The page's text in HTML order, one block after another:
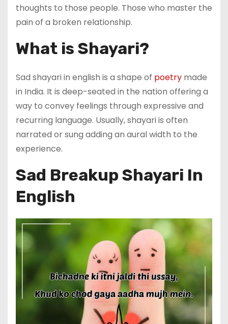
thoughts to those people. Those who master the
pain of a broken relationship.
What is Shayari?
Sad shayari in english is a shape of poetry made
in India. It is deep-seated in the nation offering a
way to convey feelings through expressive and
recurring language. Usually, shayari is often
narrated or sung adding an aural width to the
experience.
Sad Breakup Shayari In
English